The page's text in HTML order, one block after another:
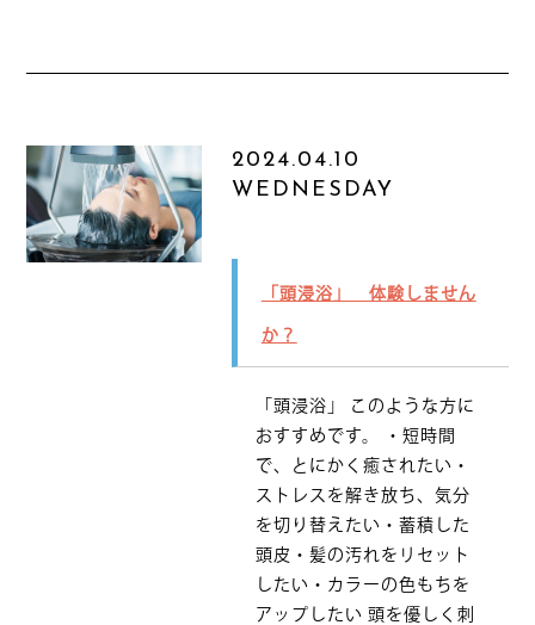
2024.04.10
WEDNESDAY
「頭浸浴」 体験しません
か？
「頭浸浴」 このような方に
おすすめです。 ・短時間
で、とにかく癒されたい・
ストレスを解き放ち、気分
を切り替えたい・蓄積した
頭皮・髪の汚れをリセット
したい・カラーの色もちを
アップしたい 頭を優しく刺